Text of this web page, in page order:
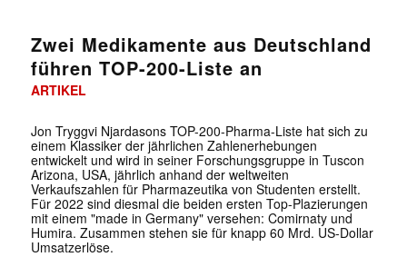
✕
Zwei Medikamente aus Deutschland
führen TOP-200-Liste an
ARTIKEL
Jon Tryggvi Njardasons TOP-200-Pharma-Liste hat sich zu
einem Klassiker der jährlichen Zahlenerhebungen
entwickelt und wird in seiner Forschungsgruppe in Tuscon
Arizona, USA, jährlich anhand der weltweiten
Verkaufszahlen für Pharmazeutika von Studenten erstellt.
Für 2022 sind diesmal die beiden ersten Top-Plazierungen
mit einem "made in Germany" versehen: Comirnaty und
Humira. Zusammen stehen sie für knapp 60 Mrd. US-Dollar
Umsatzerlöse.